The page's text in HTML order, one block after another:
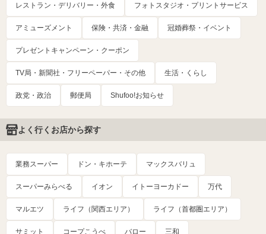
レストラン・デリバリー・外食 フォトスタジオ・プリントサービス
アミューズメント 保険・共済・金融 冠婚葬祭・イベント
プレゼントキャンペーン・クーポン
TV局・新聞社・フリーペーパー・その他 生活・くらし
政党・政治 郵便局 Shufoo!お知らせ
よく行くお店から探す
業務スーパー ドン・キホーテ マックスバリュ
スーパーみらべる イオン イトーヨーカドー 万代
マルエツ ライフ（関西エリア） ライフ（首都圏エリア）
サミット コープこうべ バロー 三和